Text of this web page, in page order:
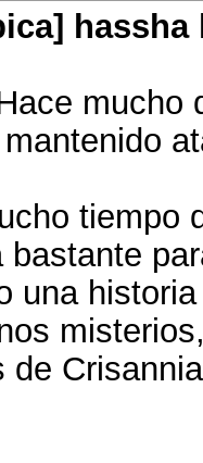
hassha
tiempo
bastante
una
de